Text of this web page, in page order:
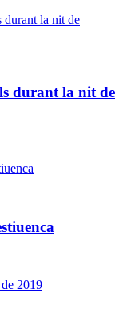
durant la nit de